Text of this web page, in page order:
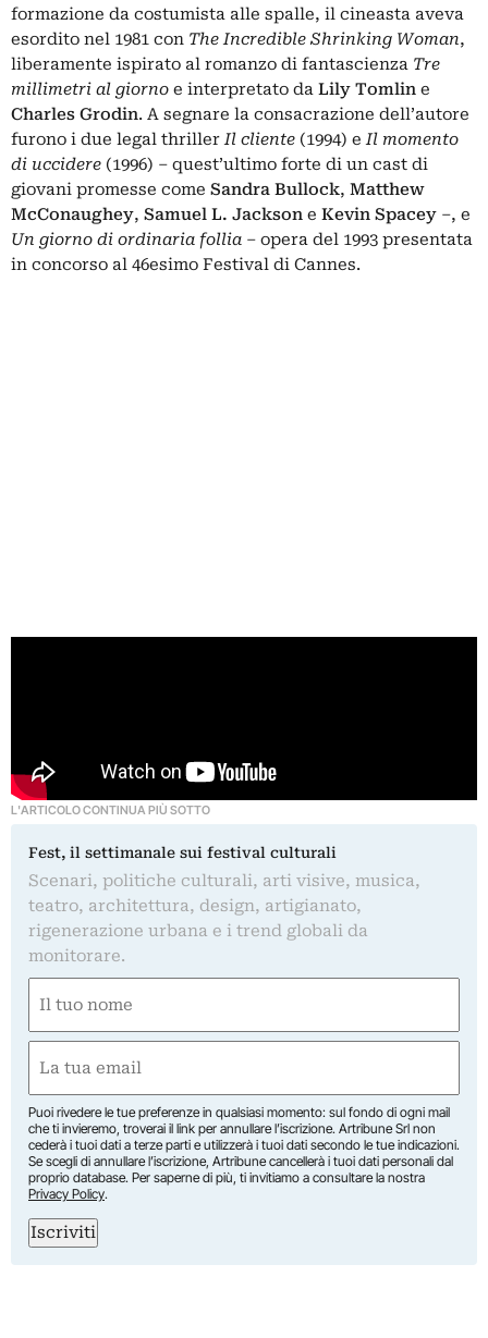
formazione da costumista alle spalle, il cineasta aveva
esordito nel 1981 con The Incredible Shrinking Woman,
liberamente ispirato al romanzo di fantascienza Tre
millimetri al giorno e interpretato da Lily Tomlin e
Charles Grodin. A segnare la consacrazione dell’autore
furono i due legal thrillerIl cliente (1994) eIl momento
di uccidere (1996) – quest’ultimo forte di un cast di
giovani promesse come Sandra Bullock, Matthew
McConaughey, Samuel L. Jackson e Kevin Spacey –, e
Un giorno di ordinaria follia – opera del 1993 presentata
in concorso al 46esimo Festival di Cannes.
L'ARTICOLO CONTINUA PIÙ SOTTO
Fest, il settimanale sui festival culturali
Scenari, politiche culturali, arti visive, musica,
teatro, architettura, design, artigianato,
rigenerazione urbana e i trend globali da
monitorare.
(Required)
First
(Required)
Puoi rivedere le tue preferenze in qualsiasi momento: sul fondo di ogni mail
che ti invieremo, troverai il link per annullare l’iscrizione. Artribune Srl non
cederà i tuoi dati a terze parti e utilizzerà i tuoi dati secondo le tue indicazioni.
Se scegli di annullare l’iscrizione, Artribune cancellerà i tuoi dati personali dal
proprio database. Per saperne di più, ti invitiamo a consultare la nostra
Privacy Policy.
Iscriviti